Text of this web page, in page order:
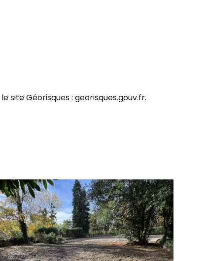
site Géorisques : georisques.gouv.fr.